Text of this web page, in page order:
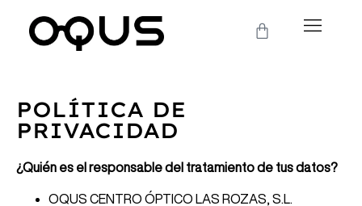
POLÍTICA DE
PRIVACIDAD
¿Quién es el responsable del tratamiento de tus datos?
OQUS CENTRO ÓPTICO LAS ROZAS, S.L.